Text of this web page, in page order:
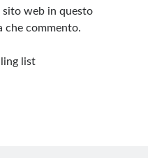
sito web in questo
che commento.
list